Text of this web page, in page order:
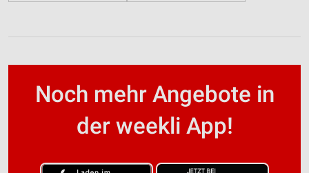
Noch mehr Angebote in
der weekli App!